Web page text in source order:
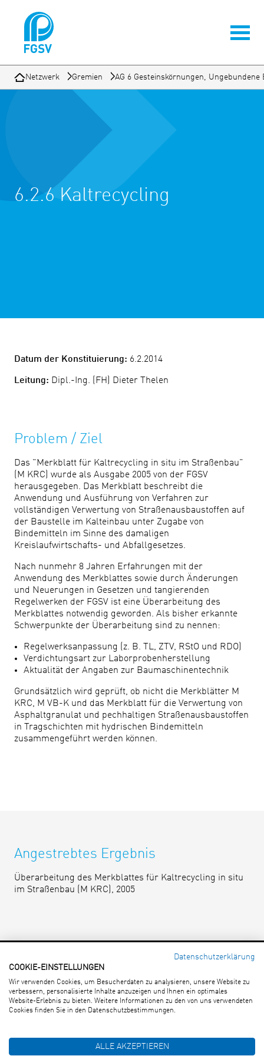
Netzwerk Gremien AG 6 Gesteinskörnungen, Ungebundene
6.2.6 Kaltrecycling
Datum der Konstituierung: 6.2.2014
Leitung: Dipl.-Ing. (FH) Dieter Thelen
Problem / Ziel
Das "Merkblatt für Kaltrecycling in situ im Straßenbau"
(M KRC) wurde als Ausgabe 2005 von der FGSV
herausgegeben. Das Merkblatt beschreibt die
Anwendung und Ausführung von Verfahren zur
vollständigen Verwertung von Straßenausbaustoffen auf
der Baustelle im Kalteinbau unter Zugabe von
Bindemitteln im Sinne des damaligen
Kreislaufwirtschafts- und Abfallgesetzes.
Nach nunmehr 8 Jahren Erfahrungen mit der
Anwendung des Merkblattes sowie durch Änderungen
und Neuerungen in Gesetzen und tangierenden
Regelwerken der FGSV ist eine Überarbeitung des
Merkblattes notwendig geworden. Als bisher erkannte
Schwerpunkte der Überarbeitung sind zu nennen:
Regelwerksanpassung (z. B. TL, ZTV, RStO und RDO)
Verdichtungsart zur Laborprobenherstellung
Aktualität der Angaben zur Baumaschinentechnik
Grundsätzlich wird geprüft, ob nicht die Merkblätter M
KRC, M VB-K und das Merkblatt für die Verwertung von
Asphaltgranulat und pechhaltigen Straßenausbaustoffen
in Tragschichten mit hydrischen Bindemitteln
zusammengeführt werden können.
Angestrebtes Ergebnis
Überarbeitung des Merkblattes für Kaltrecycling in situ
im Straßenbau (M KRC), 2005
Straßen- und Verkehrswesen e. V.
An Lyskirchen 14 · 50676 Köln
Tel.: (0221) 93 58 3-0 · Fax: (0221) 93 58 373
Datenschutzerklärung
Datenschutzerklärung
COOKIE-EINSTELLUNGEN
Wir verwenden Cookies, um Besucherdaten zu analysieren, unsere Website zu
verbessern, personalisierte Inhalte anzuzeigen und Ihnen ein optimales
Website-Erlebnis zu bieten. Weitere Informationen zu den von uns verwendeten
Cookies finden Sie in den Datenschutzbestimmungen.
ALLE AKZEPTIEREN